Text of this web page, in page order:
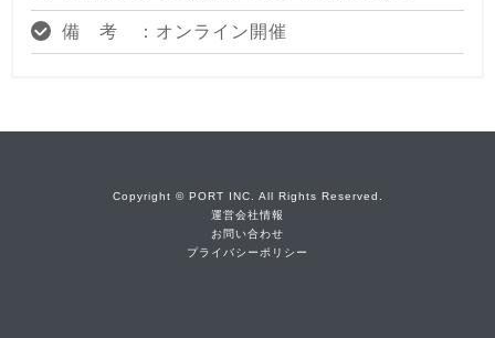
備 考 ：オンライン開催
Copyright © PORT INC. All Rights Reserved.
運営会社情報
お問い合わせ
プライバシーポリシー